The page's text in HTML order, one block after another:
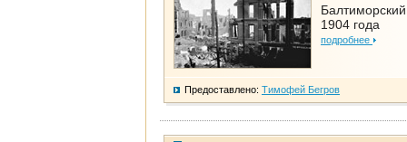
1904 года
подробнее
Предоставлено: Тимофей Бегров